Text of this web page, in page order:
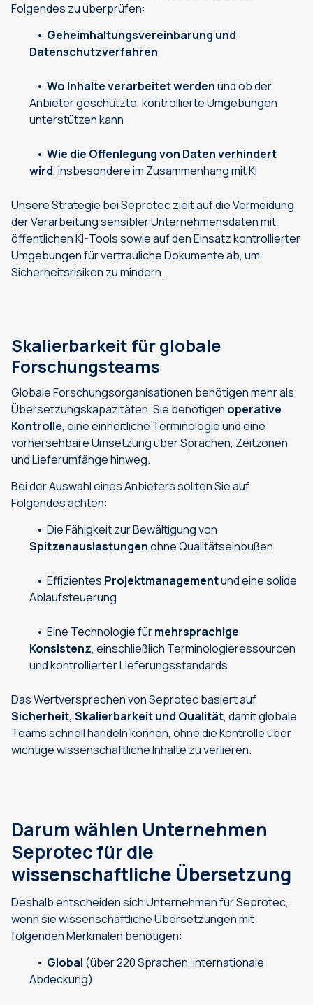
Folgendes zu überprüfen:
Geheimhaltungsvereinbarung und
Datenschutzverfahren
Wo Inhalte verarbeitet werdenund ob der
Anbieter geschützte, kontrollierte Umgebungen
unterstützen kann
Wie die Offenlegung von Daten verhindert
wird, insbesondere im Zusammenhang mit KI
Unsere Strategie bei Seprotec zielt auf die Vermeidung
der Verarbeitung sensibler Unternehmensdaten mit
öffentlichen KI-Tools sowie auf den Einsatz kontrollierter
Umgebungen für vertrauliche Dokumente ab, um
Sicherheitsrisiken zu mindern.
Skalierbarkeit für globale
Forschungsteams
Globale Forschungsorganisationen benötigen mehr als
Übersetzungskapazitäten. Sie benötigen operative
Kontrolle, eine einheitliche Terminologie und eine
vorhersehbare Umsetzung über Sprachen, Zeitzonen
und Lieferumfänge hinweg.
Bei der Auswahl eines Anbieters sollten Sie auf
Folgendes achten:
Die Fähigkeit zur Bewältigung von
Spitzenauslastungenohne Qualitätseinbußen
Effizientes Projektmanagementund eine solide
Ablaufsteuerung
Eine Technologie fürmehrsprachige
Konsistenz, einschließlich Terminologieressourcen
und kontrollierter Lieferungsstandards
Das Wertversprechen von Seprotec basiert auf
Sicherheit, Skalierbarkeit und Qualität, damit globale
Teams schnell handeln können, ohne die Kontrolle über
wichtige wissenschaftliche Inhalte zu verlieren.
Darum wählen Unternehmen
Seprotec für die
wissenschaftliche Übersetzung
Deshalb entscheiden sich Unternehmen für Seprotec,
wenn sie wissenschaftliche Übersetzungen mit
folgenden Merkmalen benötigen:
Global (über 220 Sprachen, internationale
Abdeckung)